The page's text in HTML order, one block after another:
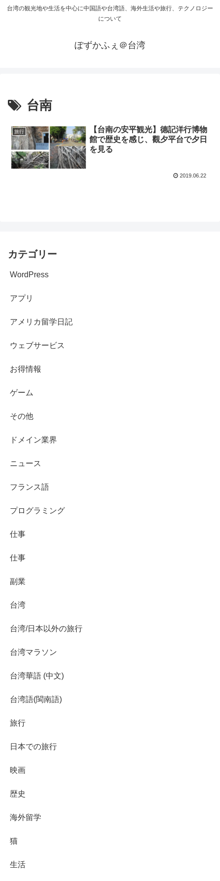
台湾の観光地や生活を中心に中国語や台湾語、海外生活や旅行、テクノロジー
について
ぽずかふぇ＠台湾
台南
旅行
【台南の安平観光】德記洋行博物
館で歴史を感じ、觀夕平台で夕日
を見る
2019.06.22
カテゴリー
WordPress
アプリ
アメリカ留学日記
ウェブサービス
お得情報
ゲーム
その他
ドメイン業界
ニュース
フランス語
プログラミング
仕事
仕事
副業
台湾
台湾/日本以外の旅行
台湾マラソン
台湾華語 (中文)
台湾語(閩南語)
旅行
日本での旅行
映画
歴史
海外留学
猫
生活